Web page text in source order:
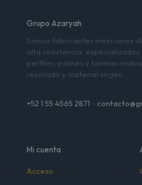
Grupo Azaryah
Somos fabricantes mexicanos
alta resistencia, especializados
perfiles, polines y tarimas
reciclado y material virgen.
+52 1 55 4565 2871 -
Mi cuenta
Acceso